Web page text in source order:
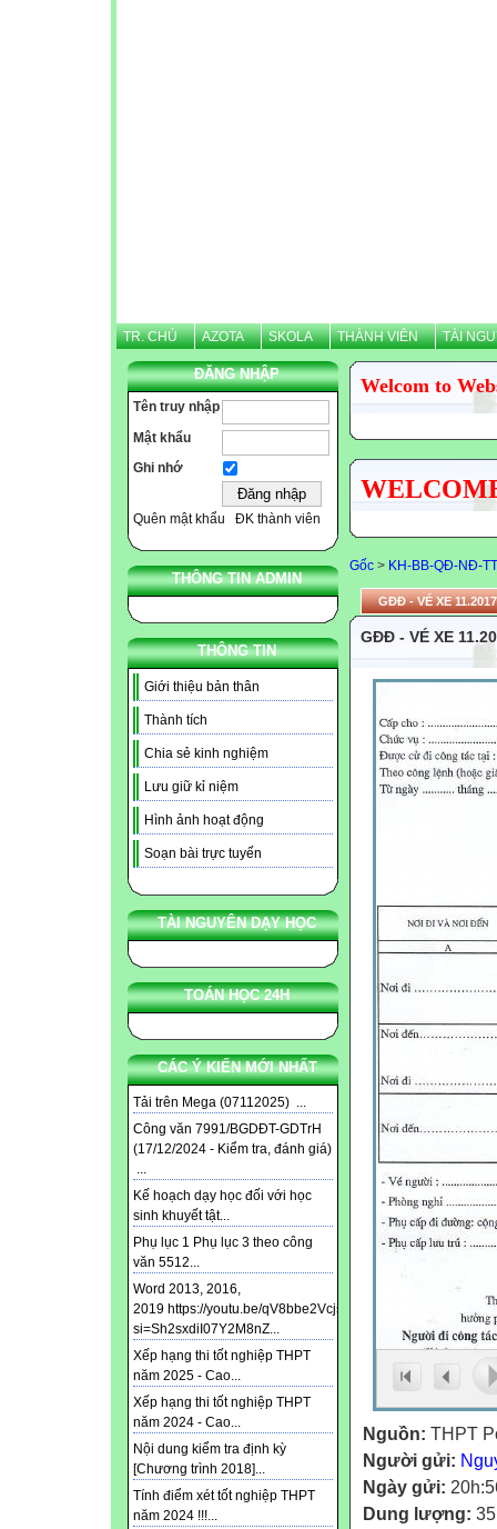
TR. CHỦ AZOTA SKOLA THÀNH VIÊN TÀI
ĐĂNG NHẬP
Tên truy nhập
Mật khẩu
Ghi nhớ
Quên mật khẩu ĐK thành viên
THÔNG TIN ADMIN
THÔNG TIN
Giới thiệu bản thân
Thành tích
Chia sẻ kinh nghiệm
Lưu giữ kỉ niệm
Hình ảnh hoạt động
Soạn bài trực tuyến
TÀI NGUYÊN DẠY HỌC
TOÁN HỌC 24H
CÁC Ý KIẾN MỚI NHẤT
Tải trên Mega (07112025) ...
Công văn 7991/BGDĐT-GDTrH
(17/12/2024 - Kiểm tra, đánh giá)
...
Kế hoạch dạy học đối với học
sinh khuyết tật...
Phụ lục 1 Phụ lục 3 theo công
văn 5512...
Word 2013, 2016,
2019 https://youtu.be/qV8bbe2Vcjs?
si=Sh2sxdiI07Y2M8nZ...
Xếp hạng thi tốt nghiệp THPT
năm 2025 - Cao...
Xếp hạng thi tốt nghiệp THPT
năm 2024 - Cao...
Nội dung kiểm tra định kỳ
[Chương trình 2018]...
Tính điểm xét tốt nghiệp THPT
năm 2024 !!!...
Welcom to
Gốc > KH-BB-QĐ-NĐ-
GĐĐ - VÉ XE 11.2017
GĐĐ - VÉ XE
Nguồn: THPT
Người gửi:
Ngày gửi:
Dung lượng: